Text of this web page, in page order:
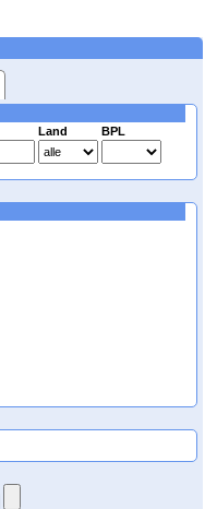
Land BPL